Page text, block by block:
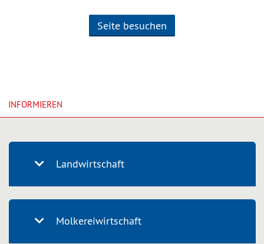
Seite besuchen
INFORMIEREN
Landwirtschaft
Molkereiwirtschaft